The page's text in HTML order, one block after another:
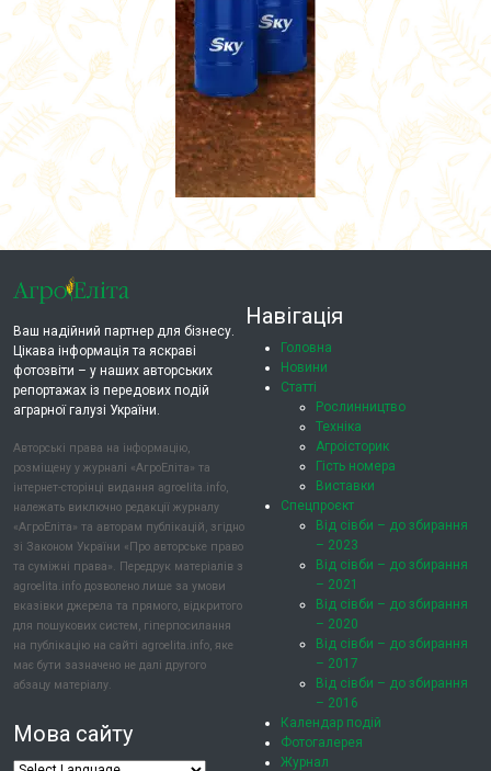
Ваш надійний партнер для бізнесу.
Цікава інформація та яскраві
фотозвіти – у наших авторських
репортажах із передових подій
аграрної галузі України.
Авторські права на інформацію,
розміщену у журналі «АгроЕліта» та
інтернет-сторінці видання agroelita.info,
належать виключно редакції журналу
«АгроЕліта» та авторам публікацій, згідно
зі Законом України «Про авторське право
та суміжні права». Передрук матеріалів з
agroelita.info дозволено лише за умови
вказівки джерела та прямого, відкритого
для пошукових систем, гіперпосилання
на публікацію на сайті agroelita.info, яке
має бути зазначено не далі другого
абзацу матеріалу.
Мова сайту
Навігація
Головна
Новини
Статті
Рослинництво
Техніка
Агроісторик
Гість номера
Виставки
Спецпроєкт
Від сівби – до збирання
– 2023
Від сівби – до збирання
– 2021
Від сівби – до збирання
– 2020
Від сівби – до збирання
– 2017
Від сівби – до збирання
– 2016
Календар подій
Фотогалерея
Журнал